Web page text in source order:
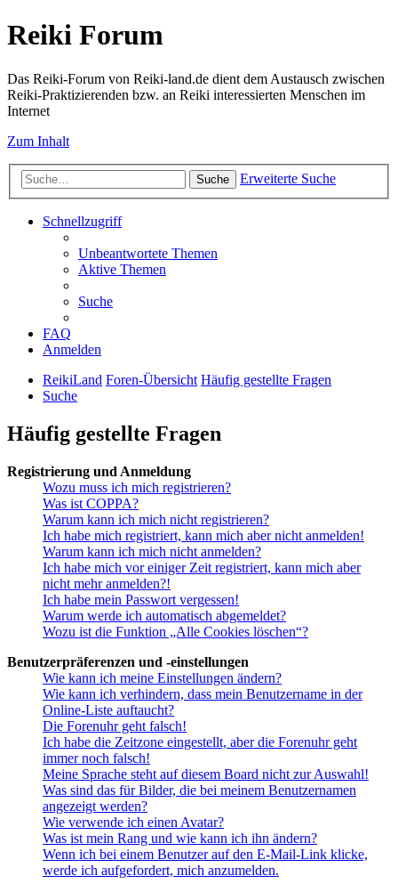
Reiki Forum
Das Reiki-Forum von Reiki-land.de dient dem Austausch zwischen
Reiki-Praktizierenden bzw. an Reiki interessierten Menschen im
Internet
Zum Inhalt
Suche Erweiterte Suche
Schnellzugriff
Unbeantwortete Themen
Aktive Themen
Suche
FAQ
Anmelden
ReikiLand Foren-Übersicht Häufig gestellte Fragen
Suche
Häufig gestellte Fragen
Registrierung und Anmeldung
Wozu muss ich mich registrieren?
Was ist COPPA?
Warum kann ich mich nicht registrieren?
Ich habe mich registriert, kann mich aber nicht anmelden!
Warum kann ich mich nicht anmelden?
Ich habe mich vor einiger Zeit registriert, kann mich aber
nicht mehr anmelden?!
Ich habe mein Passwort vergessen!
Warum werde ich automatisch abgemeldet?
Wozu ist die Funktion „Alle Cookies löschen“?
Benutzerpräferenzen und -einstellungen
Wie kann ich meine Einstellungen ändern?
Wie kann ich verhindern, dass mein Benutzername in der
Online-Liste auftaucht?
Die Forenuhr geht falsch!
Ich habe die Zeitzone eingestellt, aber die Forenuhr geht
immer noch falsch!
Meine Sprache steht auf diesem Board nicht zur Auswahl!
Was sind das für Bilder, die bei meinem Benutzernamen
angezeigt werden?
Wie verwende ich einen Avatar?
Was ist mein Rang und wie kann ich ihn ändern?
Wenn ich bei einem Benutzer auf den E-Mail-Link klicke,
werde ich aufgefordert, mich anzumelden.